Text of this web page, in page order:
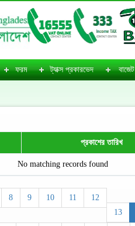
ফরম ট্যাক্স প্রকারভেদ বাজেট
প্রকাশের তারিখ
No matching records found
8 9 10 11
12
13